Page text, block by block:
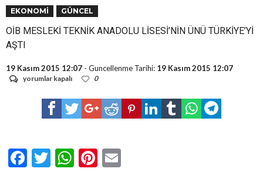
EKONOMİ GÜNCEL
OİB MESLEKİ TEKNİK ANADOLU LİSESİ’NİN ÜNÜ TÜRKİYE’Yİ
AŞTI
19 Kasım 2015 12:07 - Guncellenme Tarihi: 19 Kasım 2015 12:07
OİB
TEKNİK
ANADOLU
LİSESİ’NİN
için
yorumlar kapalı 0
Facebook
TwitterWhatsApp
Pinterest